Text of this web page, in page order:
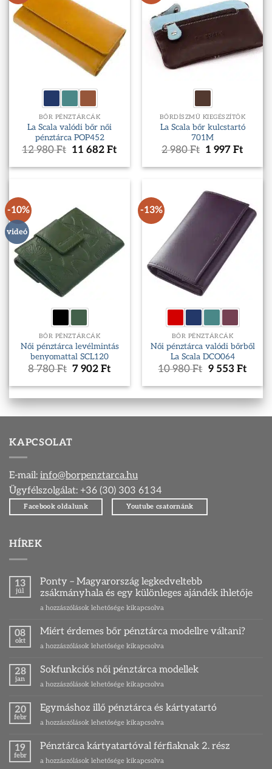
BŐR PÉNZTÁRCÁK
La Scala valódi bőr női
pénztárca POP452
12 980Ft Original
was:
11 682Ft
is:
BŐRDÍSZMŰ KIEGÉSZÍTŐK
La Scala bőr kulcstartó
701M
2 980Ft Original
was:
980 Ft.
1 997Ft
is:
-10%
videó
BŐR PÉNZTÁRCÁK
Női pénztárca levélmintás
benyomattal SCL120
8 780Ft Original
was:
8
780 Ft.
7 902Ft
is:
7
902 Ft.
-13%
BŐR PÉNZTÁRCÁK
Női pénztárca valódi bőrből
La Scala DCO064
10 980Ft Original
was:
10
980 Ft.
9 553 Ft
is:
9
553
KAPCSOLAT
E-mail: info@borpenztarca.hu
Ügyfélszolgálat: +36 (30) 303 6134
Facebook oldalunk Youtube csatornánk
HÍREK
13
júl
Ponty – Magyarország legkedveltebb
zsákmányhala és egy különleges ajándék ihletője
Ponty
Magyarország
zsákmányhala
egy
különleges
bejegyzéshez
a hozzászólások lehetősége kikapcsolva
08
okt
Miért érdemes bőr pénztárca modellre váltani?
Miért
bőr
modellre
bejegyzéshez
a hozzászólások lehetősége kikapcsolva
28
jan
Sokfunkciós női pénztárca modellek
Sokfunkciós
pénztárca
modellek
bejegyzéshez
a hozzászólások lehetősége kikapcsolva
20
febr
Egymáshoz illő pénztárca és kártyatartó
Egymáshoz
pénztárca
kártyatartó
a hozzászólások lehetősége kikapcsolva
19
febr
Pénztárca kártyatartóval férfiaknak 2. rész
Pénztárca
a hozzászólások lehetősége kikapcsolva